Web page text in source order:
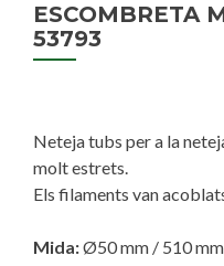
ESCOMBRETA
53793
Neteja tubs per a la
molt estrets.
Els filaments van
Mida:Ø50 mm / 510 mm